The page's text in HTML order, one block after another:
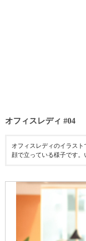
オフィスレディ #04
オフィスレディのイラス
顔で立っている様子です。